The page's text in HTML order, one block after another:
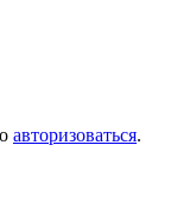
авторизоваться.